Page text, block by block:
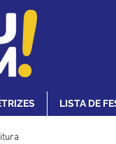
LISTA DE